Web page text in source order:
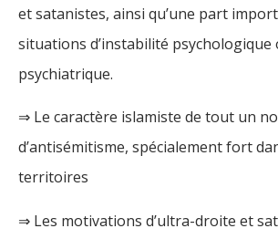
et satanistes, ainsi qu’une part
situations d’instabilité psychologique
psychiatrique.
⇒ Le caractère islamiste de tout un
d’antisémitisme, spécialement fort
territoires
⇒ Les motivations d’ultra-droite et